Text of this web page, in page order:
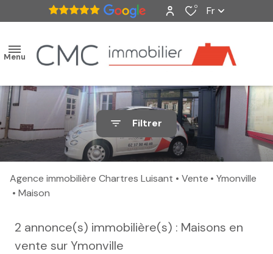
0 Fr
Menu
accueil
ventes
biens
estimation
Filtrer
Agence immobilière Chartres Luisant Vente
Ymonville
Maison
2 annonce(s) immobilière(s) : Maisons en
vente sur Ymonville